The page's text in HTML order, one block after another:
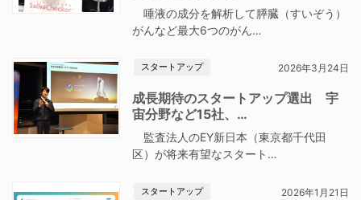
唾液の成分を解析して膵臓（すいぞう）
がんなど最大6つのがん…
スタートアップ 2026年3月24日
成長期待のスタートアップ選出 宇
宙分野など15社、…
監査法人のEY新日本（東京都千代田
区）が将来有望なスタート…
スタートアップ 2026年1月21日